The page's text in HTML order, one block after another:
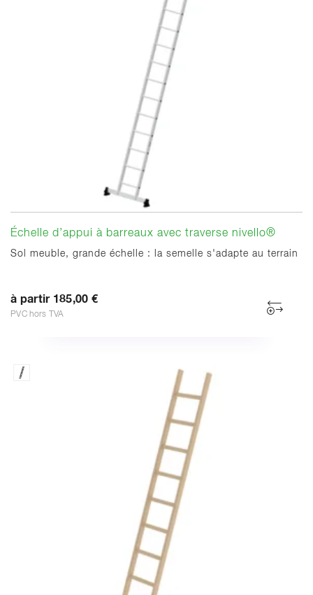
Échelle d’appui à barreaux avec traverse nivello®
Sol meuble, grande échelle : la semelle s'adapte au terrain
à partir 185,00 €
PVC hors TVA